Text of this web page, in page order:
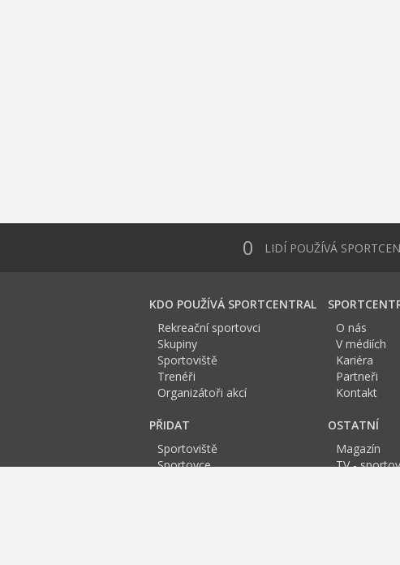
0 LIDÍ POUŽÍVÁ
KDO POUŽÍVÁ SPORTCENTRAL
Rekreační sportovci
Skupiny
Sportoviště
Trenéři
Organizátoři akcí
O nás
V médiích
Kariéra
Partneři
Kontakt
PŘIDAT
Sportoviště
Sportovce
OSTATNÍ
Magazín
TV -